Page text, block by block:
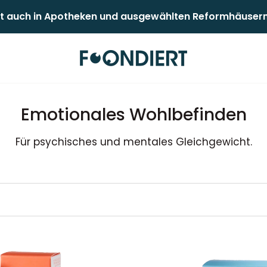
auch in Apotheken und ausgewählten Reformhäusern
Emotionales Wohlbefinden
Für psychisches und mentales Gleichgewicht.